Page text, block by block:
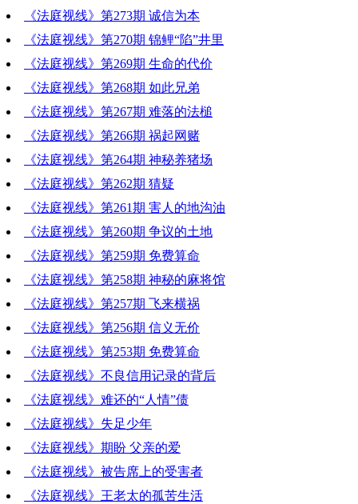
《法庭视线》第273期 诚信为本
《法庭视线》第270期 锦鲤“陷”井里
《法庭视线》第269期 生命的代价
《法庭视线》第268期 如此兄弟
《法庭视线》第267期 难落的法槌
《法庭视线》第266期 祸起网赌
《法庭视线》第264期 神秘养猪场
《法庭视线》第262期 猜疑
《法庭视线》第261期 害人的地沟油
《法庭视线》第260期 争议的土地
《法庭视线》第259期 免费算命
《法庭视线》第258期 神秘的麻将馆
《法庭视线》第257期 飞来横祸
《法庭视线》第256期 信义无价
《法庭视线》第253期 免费算命
《法庭视线》不良信用记录的背后
《法庭视线》难还的“人情”债
《法庭视线》失足少年
《法庭视线》期盼 父亲的爱
《法庭视线》被告席上的受害者
《法庭视线》王老太的孤苦生活